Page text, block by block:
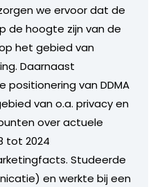
we ervoor dat de
de hoogte zijn van de
het gebied van
Daarnaast
positionering van DDMA
van o.a. privacy en
over actuele
tot 2024
Studeerde
en werkte bij een